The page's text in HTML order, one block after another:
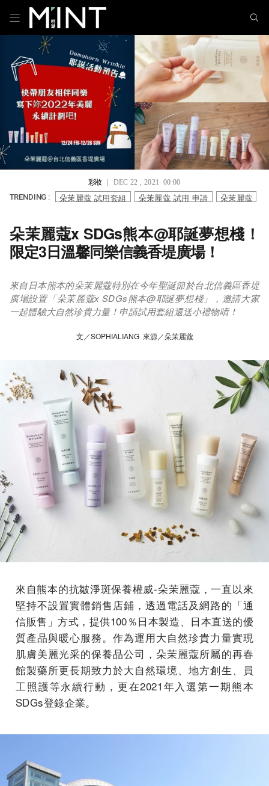
彩妝｜ DEC 22 , 2021 00:00
TRENDING : 朵茉麗蔻 試用套組 朵茉麗蔻 試用 申請 朵茉麗蔻
朵茉麗蔻x SDGs熊本@耶誕夢想棧！
限定3日溫馨同樂信義香堤廣場！
來自日本熊本的朵茉麗蔻特別在今年聖誕節於台北信義區香堤
廣場設置「朵茉麗蔻x SDGs熊本@耶誕夢想棧」，邀請大家
一起體驗大自然珍貴力量！申請試用套組還送小禮物唷！
文／SOPHIALIANG 來源／朵茉麗蔻
來自熊本的抗皺淨斑保養權威-朵茉麗蔻，一直以來
堅持不設置實體銷售店鋪，透過電話及網路的「通
信販售」方式，提供100％日本製造、日本直送的優
質產品與暖心服務。作為運用大自然珍貴力量實現
肌膚美麗光采的保養品公司，朵茉麗蔻所屬的再春
館製藥所更長期致力於大自然環境、地方創生、員
工照護等永續行動，更在2021年入選第一期熊本
SDGs登錄企業。